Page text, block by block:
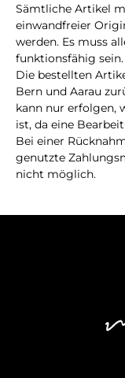
Sämtliche Artikel
einwandfreier
werden. Es muss
funktionsfähig sein.
Die bestellten
Bern und Aarau
kann nur erfolgen,
ist, da eine
Bei einer
genutzte
nicht möglich.